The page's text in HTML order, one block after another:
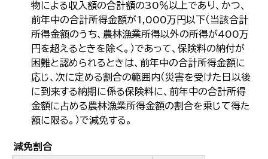
物による収入額の合計額の30％以上であり、かつ、
前年中の合計所得金額が1,000万円以下（当該合計
所得金額のうち、農林漁業所得以外の所得が400万
円を超えるときを除く。）であって、保険料の納付が
困難と認められるときは、前年中の合計所得金額に
応じ、次に定める割合の範囲内（災害を受けた日以後
に到来する納期に係る保険料に、前年中の合計所得
金額に占める農林漁業所得金額の割合を乗じて得た
額に限る。）で減免する。
減免割合